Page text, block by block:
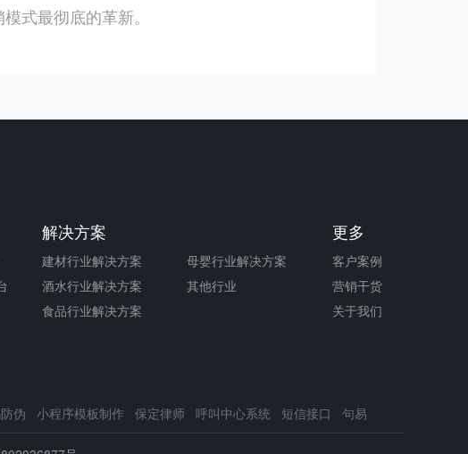
式最彻底的革新。
解决方案
建材行业解决方案
母婴行业解决方案
酒水行业解决方案
其他行业
食品行业解决方案
更多
客户案例
营销干货
关于我们
伪 小程序模板制作 保定律师 呼叫中心系统 短信接口 句易